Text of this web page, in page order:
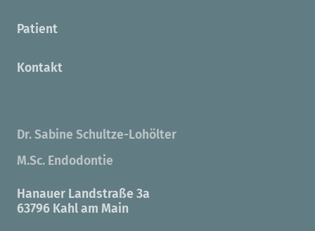
Patient
Kontakt
Dr. Sabine Schultze-Lohölter
M.Sc. Endodontie
Hanauer Landstraße 3a
63796 Kahl am Main